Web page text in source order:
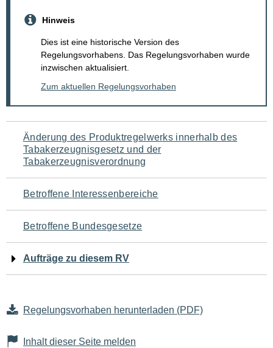
Hinweis
Dies ist eine historische Version des
Regelungsvorhabens. Das Regelungsvorhaben wurde
inzwischen aktualisiert.
Zum aktuellen Regelungsvorhaben
Navigation
für
den
Seiteninhalt
Änderung des Produktregelwerks innerhalb des
Tabakerzeugnisgesetz und der
Tabakerzeugnisverordnung
Betroffene Interessenbereiche
Betroffene Bundesgesetze
Aufträge zu diesem RV
Regelungsvorhaben herunterladen (PDF)
Inhalt dieser Seite melden